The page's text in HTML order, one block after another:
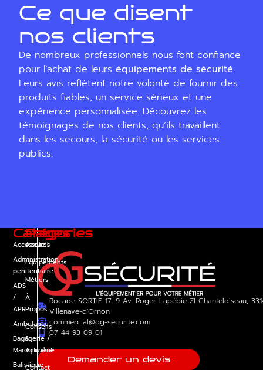
Ce que disent
nos clients
De nombreux professionnels nous font confiance
pour l’achat de leurséquipements de sécurité.
Leurs avis reflètent notre volonté de fournir des
produits fiables, un service sérieux et une
expérience personnalisée. Découvrez les
témoignages de nos clients, qu’ils travaillent
dans les secours, la sécurité ou les services
publics.
Pages
Accueil
Équipements
Métiers
À
Propos
Conseils
&
Actualité
Contact
Catégories
Accessoires
Administration
pénitentiaire
ADS
/
APR
Ambulance
Bagagerie /
Maroquinerie
Balistique
Rocade SORTIE 17, 9 Av. Roger Lapébie ZI Chanteloiseau,
Villenave-d'Ornon
commercial@qg-securite.com
07 44 93 09 01
Demander un devis